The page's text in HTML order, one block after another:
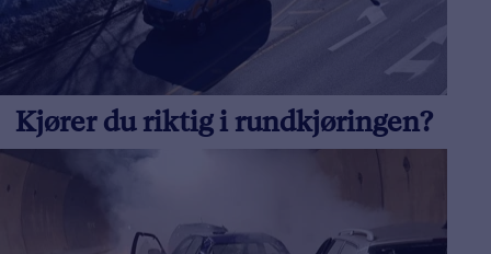
Kjører du riktig i rundkjøringen?